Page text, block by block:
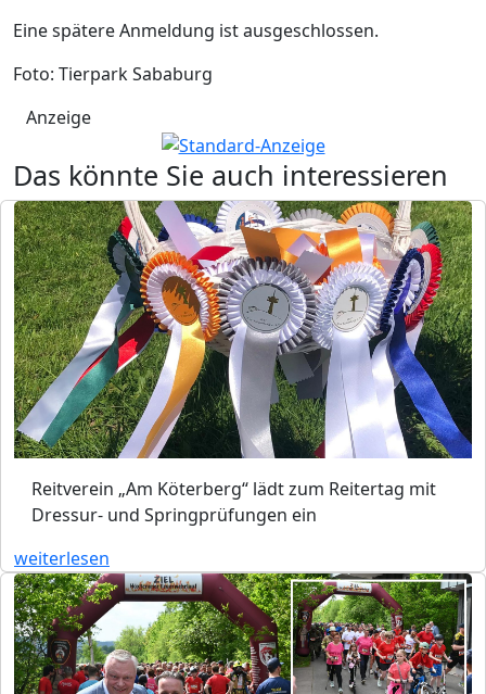
Eine spätere Anmeldung ist ausgeschlossen.
Foto: Tierpark Sababurg
Anzeige
Das könnte Sie auch interessieren
Reitverein „Am Köterberg“ lädt zum Reitertag mit
Dressur- und Springprüfungen ein
weiterlesen